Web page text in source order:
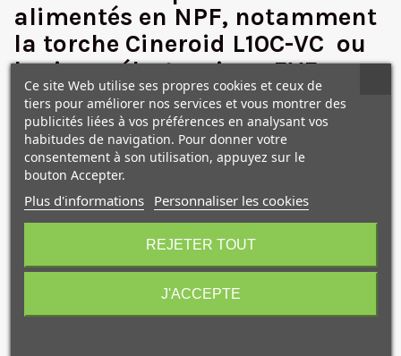
alimentés en NPF, notamment
la torche Cineroid L10C-VC ou
le viseur électronique EVF-
4RVW.
Le procédé chimique au Lithium-Manganèse est
stable et plus résistant aux chocsque le Lithium polymère.
pas d'effet mémoire
Comparé au Lithium-Ion classique, cette batterie
supportera du matériel plus énergivore tout en conservant
6h environ).
Caractéristiques techniques
Ce site Web utilise ses propres cookies et ceux de
tiers pour améliorer nos services et vous montrer des
publicités liées à vos préférences en analysant vos
habitudes de navigation. Pour donner votre
consentement à son utilisation, appuyez sur le
bouton Accepter.
Plus d'informations Personnaliser les cookies
REJETER TOUT
J'ACCEPTE
10€ OFFERTS sur votre
premier achat !